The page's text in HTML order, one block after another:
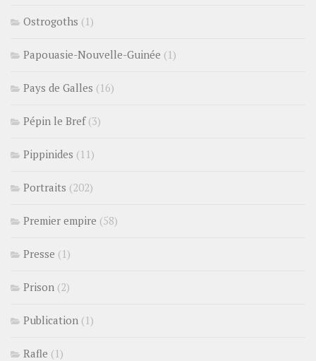
Ostrogoths (1)
Papouasie-Nouvelle-Guinée (1)
Pays de Galles (16)
Pépin le Bref(3)
Pippinides (11)
Portraits (202)
Premier empire (58)
Presse (1)
Prison (2)
Publication (1)
Rafle (1)